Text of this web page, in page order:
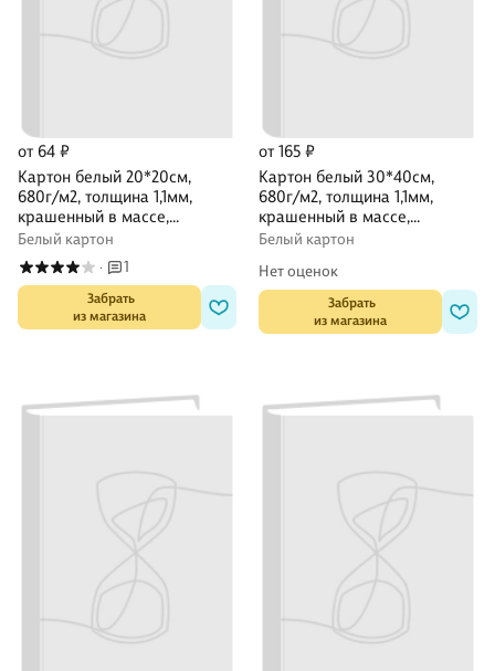
от 64 ₽
Картон белый 20*20см,
680г/м2, толщина 1,1мм,
крашенный в массе,
DECORITON
Белый картон
· 1
Забрать
из магазина
от 165 ₽
Картон белый 30*40см,
680г/м2, толщина 1,1мм,
крашенный в массе,
DECORITON
Белый картон
Нет оценок
Забрать
из магазина